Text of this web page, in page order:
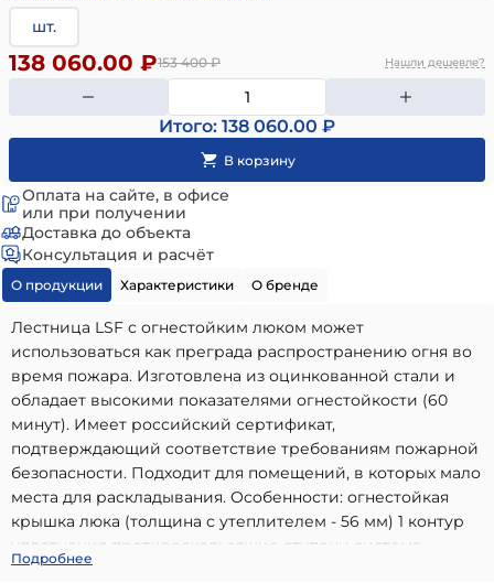
шт.
153 400₽
138 060.00 ₽ Нашли дешевле?
Итого: 138 060.00 ₽
Оплата на сайте, в офисе
или при получении
Доставка до объекта
Консультация и расчёт
О продукции Характеристики О бренде
Лестница LSF с огнестойким люком может
использоваться как преграда распространению огня во
время пожара. Изготовлена из оцинкованной стали и
обладает высокими показателями огнестойкости (60
минут). Имеет российский сертификат,
подтверждающий соответствие требованиям пожарной
безопасности. Подходит для помещений, в которых мало
места для раскладывания. Особенности: огнестойкая
крышка люка (толщина с утеплителем - 56 мм) 1 контур
уплотнения противоскользящие ступени система
регулировки высоты лестницы
Ножничная чердачная лестница Fakro LSF
Подробнее